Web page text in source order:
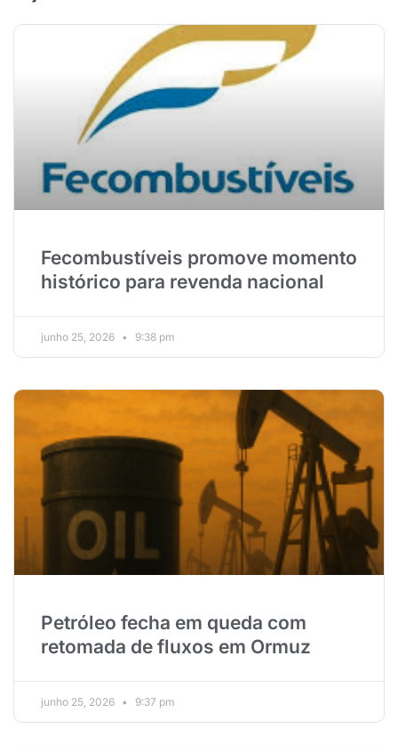
Fecombustíveis promove momento
histórico para revenda nacional
junho 25, 2026 9:38 pm
Petróleo fecha em queda com
retomada de fluxos em Ormuz
junho 25, 2026 9:37 pm